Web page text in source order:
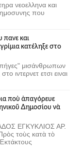
νεοελληνα και
που
πανε και
κατέληξε στο
πήγες" μισάνθρωπων
ιντερνετ ετσι ειναι
ποὺ ἀπαγόρευε
Δημοσίου νὰ
ΕΓΚΥΚΛΙΟΣ ΑΡ.
τοὺς κατὰ τὸ